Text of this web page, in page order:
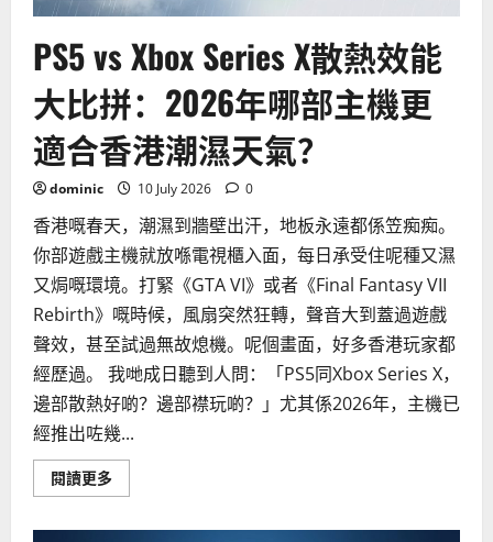
PS5 vs Xbox Series X散熱效能
大比拼：2026年哪部主機更
適合香港潮濕天氣？
dominic 10 July 2026 0
香港嘅春天，潮濕到牆壁出汗，地板永遠都係笠痴痴。
你部遊戲主機就放喺電視櫃入面，每日承受住呢種又濕
又焗嘅環境。打緊《GTA VI》或者《Final Fantasy VII
Rebirth》嘅時候，風扇突然狂轉，聲音大到蓋過遊戲
聲效，甚至試過無故熄機。呢個畫面，好多香港玩家都
經歷過。 我哋成日聽到人問：「PS5同Xbox Series X，
邊部散熱好啲？邊部襟玩啲？」尤其係2026年，主機已
經推出咗幾...
閱讀更多Read
more